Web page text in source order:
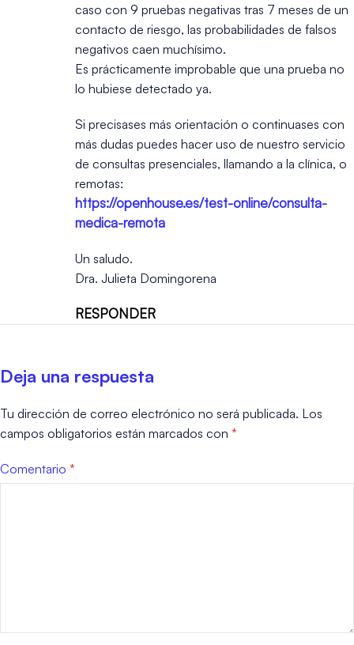
caso con 9 pruebas negativas tras 7 meses de un
contacto de riesgo, las probabilidades de falsos
negativos caen muchísimo.
Es prácticamente improbable que una prueba no
lo hubiese detectado ya.
Si precisases más orientación o continuases con
más dudas puedes hacer uso de nuestro servicio
de consultas presenciales, llamando a la clínica, o
remotas:
https://openhouse.es/test-online/consulta-
medica-remota
Un saludo.
Dra. Julieta Domingorena
RESPONDER
Deja una respuesta
Tu dirección de correo electrónico no será publicada. Los
campos obligatorios están marcados con *
Comentario *